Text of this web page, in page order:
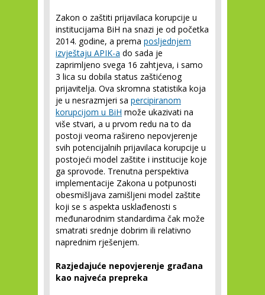
Zakon o zaštiti prijavilaca korupcije u
institucijama BiH na snazi je od početka
2014. godine, a prema posljednjem
izvještaju APIK-a do sada je
zaprimljeno svega 16 zahtjeva, i samo
3 lica su dobila status zaštićenog
prijavitelja. Ova skromna statistika koja
je u nesrazmjeri sa percipiranom
korupcijom u BiH može ukazivati na
više stvari, a u prvom redu na to da
postoji veoma rašireno nepovjerenje
svih potencijalnih prijavilaca korupcije u
postojeći model zaštite i institucije koje
ga sprovode. Trenutna perspektiva
implementacije Zakona u potpunosti
obesmišljava zamišljeni model zaštite
koji se s aspekta usklađenosti s
međunarodnim standardima čak može
smatrati srednje dobrim ili relativno
naprednim rješenjem.
Razjedajuće nepovjerenje građana
kao najveća prepreka